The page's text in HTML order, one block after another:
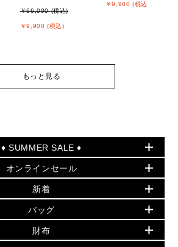
￥66,000 (税込)
￥9,900 (税込)
￥9,900 (税込)
もっと見る
♦ SUMMER SALE ♦
セールおすすめアイテム
▶ ウィメンズ
バッグ
小物
オンラインセール
OF THE MONTH - 今月の特別価格
再値下げアイテム
追加アイテム
新着
初夏のスタイル
▶ すべて
バッグ
人気の定番アイテム
財布